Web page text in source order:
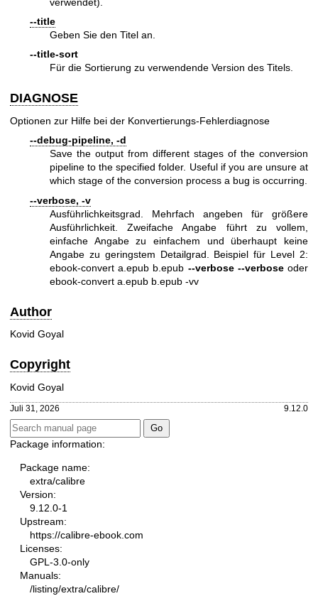
--title
Geben Sie den Titel an.
--title-sort
Für die Sortierung zu verwendende Version des Titels.
DIAGNOSE
Optionen zur Hilfe bei der Konvertierungs-Fehlerdiagnose
--debug-pipeline, -d
Save the output from different stages of the conversion
pipeline to the specified folder. Useful if you are unsure at
which stage of the conversion process a bug is occurring.
--verbose, -v
Ausführlichkeitsgrad. Mehrfach angeben für größere
Ausführlichkeit. Zweifache Angabe führt zu vollem,
einfache Angabe zu einfachem und überhaupt keine
Angabe zu geringstem Detailgrad. Beispiel für Level 2:
ebook-convert a.epub b.epub --verbose --verboseoder
ebook-convert a.epub b.epub -vv
Author
Kovid Goyal
Copyright
Kovid Goyal
Juli 31, 2026 9.12.0
Package information:
Package name:
extra/calibre
Version:
9.12.0-1
Upstream:
https://calibre-ebook.com
Licenses:
GPL-3.0-only
Manuals:
/listing/extra/calibre/